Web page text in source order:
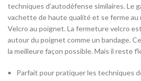
techniques d’autodéfense similaires. Le
vachette de haute qualité et se ferme au
Velcro au poignet. La fermeture velcro
autour du poignet comme un bandage.
la meilleure façon possible. Mais il reste
Parfait pour pratiquer les techniques